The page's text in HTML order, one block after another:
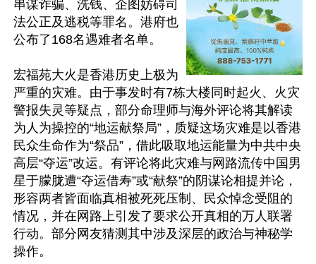
串谋诈骗、洗钱、企图妨碍司
法公正及逃税等罪名。港府也
公布了168名遇难者名单。
宏福苑大火是香港历史上极为
严重的灾难。由于事发时有7栋大楼同时起火、火灾
警报失灵等疑点，部分命理师与海外评论将其解读
为人为操控的“地运献祭局”，质疑这场灾难是以香港
民众生命作为“祭品”，借此吸取地运能量为中共中央
高层“夺运”改运。有评论将此灾难与网路流传中国男
星于朦胧遭“夺运借寿”或“献祭”的阴谋论相提并论，
形容两者皆面临真相被死死压制、民众悼念受阻的
情况，并在网路上引发了要求公开真相的万人联署
行动。部分网友猜测其中涉及深层的政治与神秘学
操作。